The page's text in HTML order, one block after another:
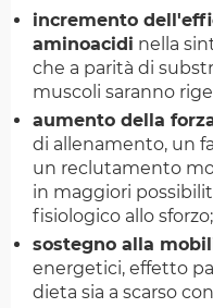
incremento
aminoacidi nella
che a parità di
muscoli saranno
aumento della
di allenamento, un
un reclutamento
in maggiori
fisiologico allo sforzo;
sostegno alla
energetici, effetto
dieta sia a scarso